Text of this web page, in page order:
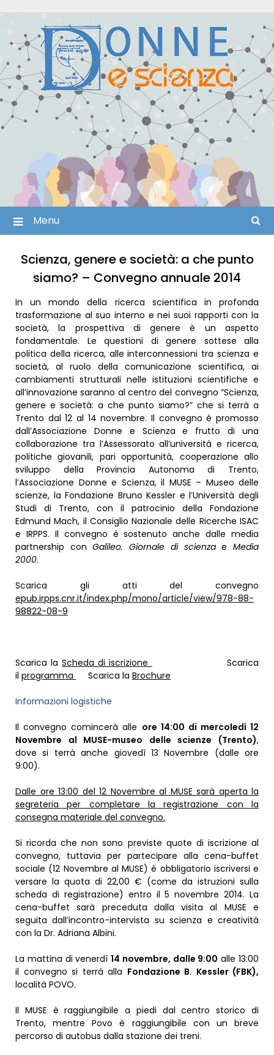
content
Menu
Scienza, genere e società: a che punto
siamo? – Convegno annuale 2014
In un mondo della ricerca scientifica in profonda
trasformazione al suo interno e nei suoi rapporti con la
società, la prospettiva di genere è un aspetto
fondamentale. Le questioni di genere sottese alla
politica della ricerca, alle interconnessioni tra scienza e
società, al ruolo della comunicazione scientifica, ai
cambiamenti strutturali nelle istituzioni scientifiche e
all’innovazione saranno al centro del convegno “Scienza,
genere e società: a che punto siamo?” che si terrà a
Trento dal 12 al 14 novembre. Il convegno è promosso
dall’Associazione Donne e Scienza e frutto di una
collaborazione tra l’Assessorato all’università e ricerca,
politiche giovanili, pari opportunità, cooperazione allo
sviluppo della Provincia Autonoma di Trento,
l’Associazione Donne e Scienza, il MUSE – Museo delle
scienze, la Fondazione Bruno Kessler e l’Università degli
Studi di Trento, con il patrocinio della Fondazione
Edmund Mach, il Consiglio Nazionale delle Ricerche ISAC
e IRPPS. Il convegno è sostenuto anche dalle media
partnership conGalileo. Giornale di scienza eMedia
2000.
Scarica gli atti del convegno
epub.irpps.cnr.it/index.php/mono/article/view/978-88-
98822-08-9
Scarica laScheda di iscrizione
Scarica
il programma Scarica la Brochure
Informazioni logistiche
Il convegno comincerà alle ore 14:00 di mercoledì 12
Novembre al MUSE-museo delle scienze (Trento),
dove si terrà anche giovedì 13 Novembre (dalle ore
9:00).
Dalle ore 13:00 del 12 Novembre al MUSE sarà aperta la
segreteria per completare la registrazione con la
consegna materiale del convegno.
Si ricorda che non sono previste quote di iscrizione al
convegno, tuttavia per partecipare alla cena-buffet
sociale (12 Novembre al MUSE) è obbligatorio iscriversi e
versare la quota di 22,00 € (come da istruzioni sulla
scheda di registrazione) entro il 5 novembre 2014. La
cena-buffet sarà preceduta dalla visita al MUSE e
seguita dall’incontro-intervista su scienza e creatività
con la Dr. Adriana Albini.
La mattina di venerdì14 novembre, dalle 9:00 alle 13:00
il convegno si terrà alla Fondazione B. Kessler(FBK),
località POVO.
Il MUSE è raggiungibile a piedi dal centro storico di
Trento, mentre Povo è raggiungibile con un breve
percorso di autobus dalla stazione dei treni.